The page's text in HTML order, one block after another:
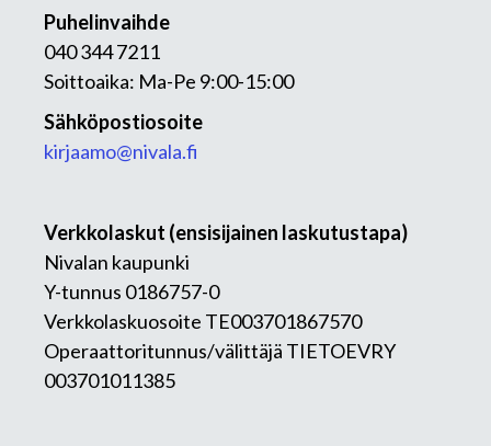
Puhelinvaihde
040 344 7211
Soittoaika: Ma-Pe 9:00-15:00
Sähköpostiosoite
kirjaamo@nivala.fi
Verkkolaskut (ensisijainen laskutustapa)
Nivalan kaupunki
Y-tunnus 0186757-0
Verkkolaskuosoite TE003701867570
Operaattoritunnus/välittäjä TIETOEVRY
003701011385